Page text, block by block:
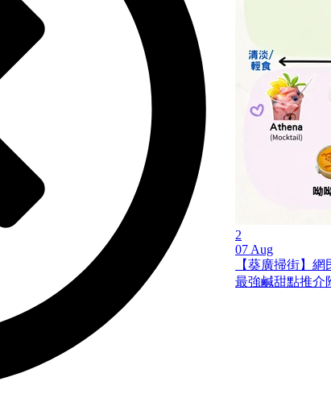
2
07 Aug
【葵廣掃街】網
最強鹹甜點推介